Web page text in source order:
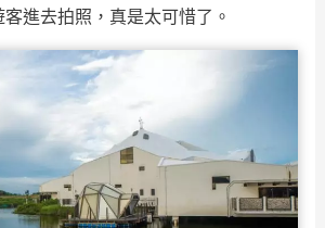
進去拍照，真是太可惜了。